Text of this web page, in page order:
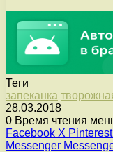
Теги
запеканка
28.03.2018
0 Время чтения
Facebook X Pinterest
Messenger